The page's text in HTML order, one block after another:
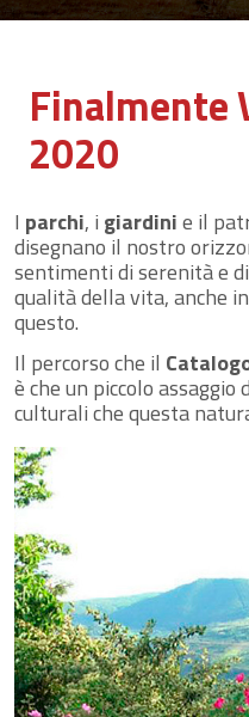
Finalmente
2020
I parchi, i giardinie il
disegnano il nostro
sentimenti di serenità e
qualità della vita, anche
questo.
Il percorso che il
è che un piccolo
culturali che questa